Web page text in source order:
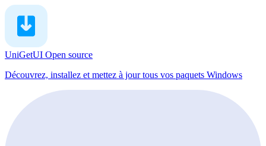
UniGetUI Open source
Découvrez, installez et mettez à jour tous vos paquets Windows